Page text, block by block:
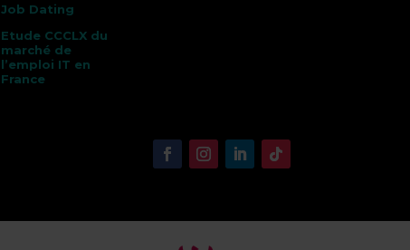
Job Dating
Etude CCCLX du
marché de
l’emploi IT en
France